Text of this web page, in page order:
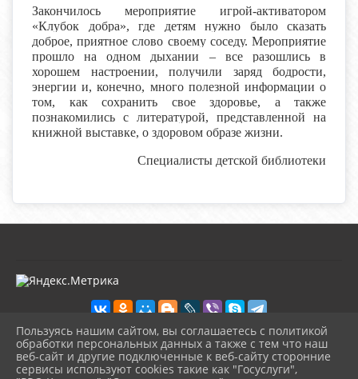
Закончилось мероприятие игрой-активатором
«Клубок добра», где детям нужно было сказать
доброе, приятное слово своему соседу. Мероприятие
прошло на одном дыхании – все разошлись в
хорошем настроении, получили заряд бодрости,
энергии и, конечно, много полезной информации о
том, как сохранить свое здоровье, а также
познакомились с литературой, представленной на
книжной выставке, о здоровом образе жизни.
Специалисты детской библиотеки
2026 г. kultura-uvat.ru
Вход
Пользуясь нашим сайтом, вы соглашаетесь с политикой
обработки персональных данных а также с тем что наш
веб-сайт и другие подключенные к веб-сайту сторонние
сервисы используют cookies такие как "Госуслуги",